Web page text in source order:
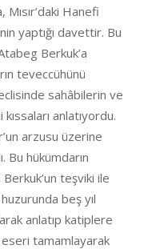
Mısır’daki Hanefi
yaptığı davettir. Bu
Berkuk’a
teveccühünü
sahâbilerin ve
anlatıyordu.
arzusu üzerine
Bu hükümdarın
teşviki ile
beş yıl
anlatıp katiplere
eseri tamamlayarak